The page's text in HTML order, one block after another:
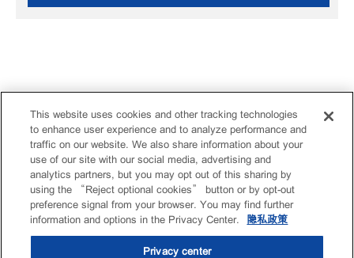
This website uses cookies and other tracking technologies
to enhance user experience and to analyze performance and
traffic on our website. We also share information about your
use of our site with our social media, advertising and
analytics partners, but you may opt out of this sharing by
using the “Reject optional cookies” button or by opt-out
preference signal from your browser. You may find further
information and options in the Privacy Center.
隐私政策
Privacy center